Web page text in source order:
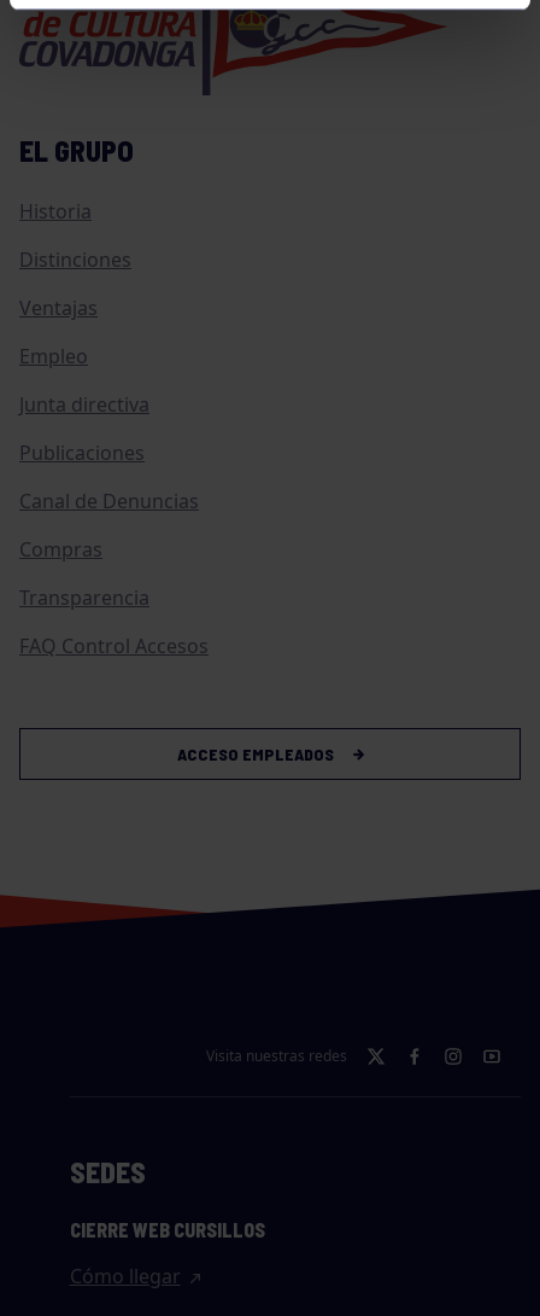
EL GRUPO
Historia
Distinciones
Ventajas
Empleo
Junta directiva
Publicaciones
Canal de Denuncias
Compras
Transparencia
FAQ Control Accesos
ACCESO EMPLEADOS
Visita nuestras redes
SEDES
CIERRE WEB CURSILLOS
Cómo llegar